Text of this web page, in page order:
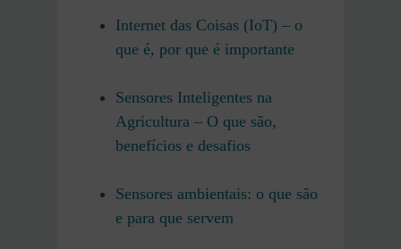
Internet das Coisas (IoT) – o
que é, por que é importante
Sensores Inteligentes na
Agricultura – O que são,
benefícios e desafios
Sensores ambientais: o que são
e para que servem